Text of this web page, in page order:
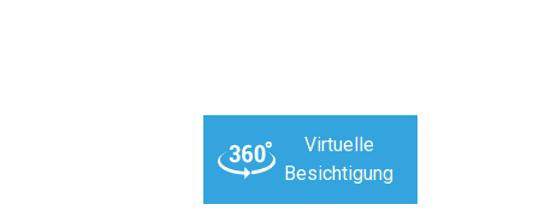
Virtuelle
Besichtigung